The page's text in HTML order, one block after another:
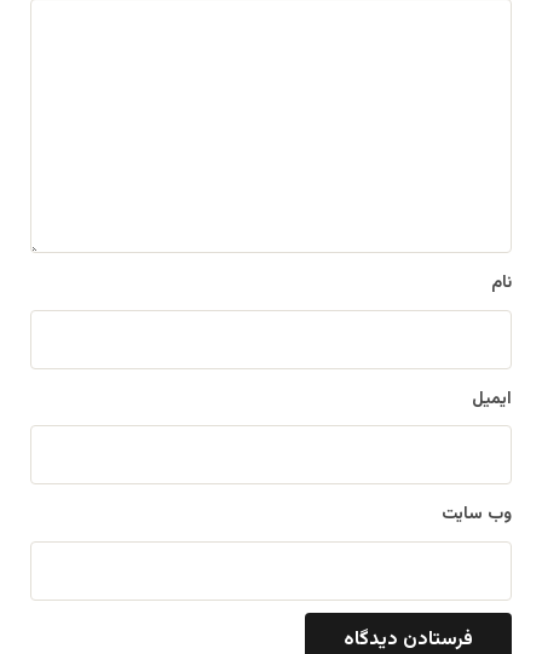
نام
ایمیل
وب‌ سایت